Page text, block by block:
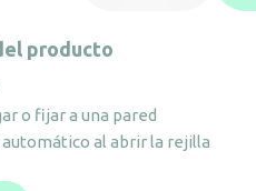
W
producto
o fijar a una pared
automático al abrir la rejilla